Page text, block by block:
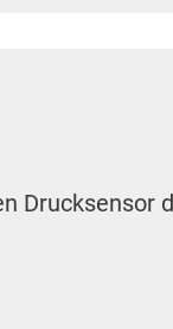
Drucksensor